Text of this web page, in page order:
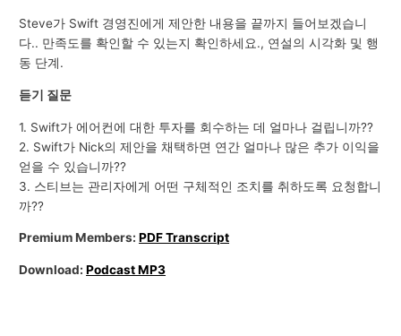
Steve가 Swift 경영진에게 제안한 내용을 끝까지 들어보겠습니
다.. 만족도를 확인할 수 있는지 확인하세요., 연설의 시각화 및 행
동 단계.
듣기 질문
1. Swift가 에어컨에 대한 투자를 회수하는 데 얼마나 걸립니까??
2. Swift가 Nick의 제안을 채택하면 연간 얼마나 많은 추가 이익을
얻을 수 있습니까??
3. 스티브는 관리자에게 어떤 구체적인 조치를 취하도록 요청합니
까??
Premium Members:PDF Transcript
Download:Podcast MP3